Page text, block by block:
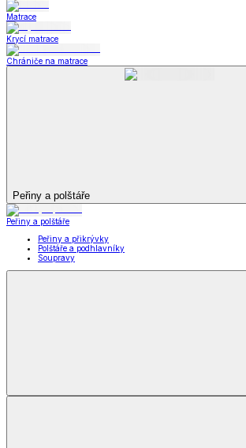
Matrace
Krycí matrace
Chrániče na matrace
Peřiny a polštáře
Peřiny a polštáře
Peřiny a přikrývky
Polštáře a podhlavníky
Soupravy